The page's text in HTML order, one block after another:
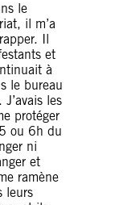
le
il m’a
Il
et
à
le bureau
les
protéger
ou 6h du
ni
et
ramène
leurs